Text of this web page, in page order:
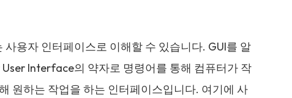
용자 인터페이스로 이해할 수 있습니다. GUI를 알
Interface의 약자로 명령어를 통해 컴퓨터가 작
원하는 작업을 하는 인터페이스입니다. 여기에 사